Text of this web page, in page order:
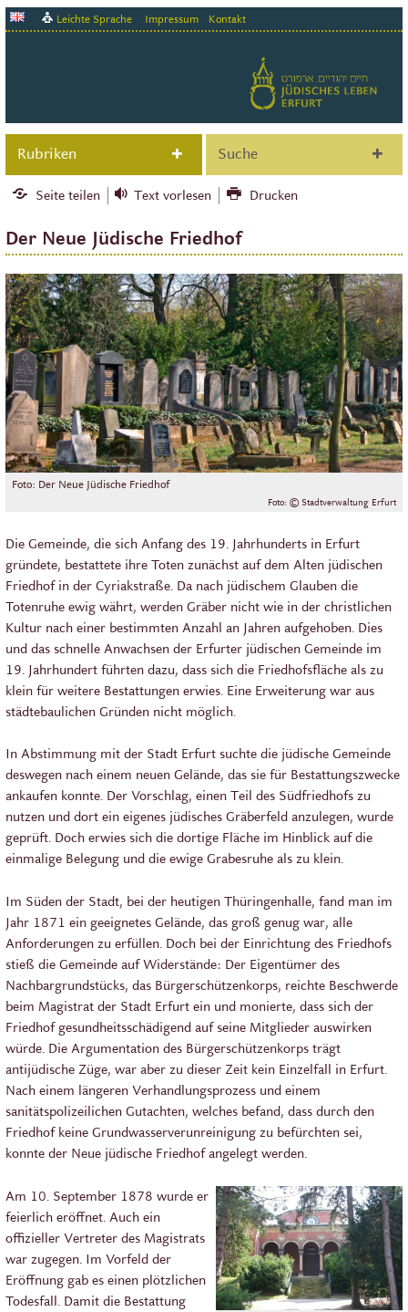
Leichte Sprache Impressum Kontakt
Rubriken Suche
Seite teilen Text vorlesen Drucken
Der Neue Jüdische Friedhof
Foto: Der Neue Jüdische Friedhof
Foto: © Stadtverwaltung Erfurt
Die Gemeinde, die sich Anfang des 19. Jahrhunderts in Erfurt
gründete, bestattete ihre Toten zunächst auf dem Alten jüdischen
Friedhof in der Cyriakstraße. Da nach jüdischem Glauben die
Totenruhe ewig währt, werden Gräber nicht wie in der christlichen
Kultur nach einer bestimmten Anzahl an Jahren aufgehoben. Dies
und das schnelle Anwachsen der Erfurter jüdischen Gemeinde im
19. Jahrhundert führten dazu, dass sich die Friedhofsfläche als zu
klein für weitere Bestattungen erwies. Eine Erweiterung war aus
städtebaulichen Gründen nicht möglich.
In Abstimmung mit der Stadt Erfurt suchte die jüdische Gemeinde
deswegen nach einem neuen Gelände, das sie für Bestattungszwecke
ankaufen konnte. Der Vorschlag, einen Teil des Südfriedhofs zu
nutzen und dort ein eigenes jüdisches Gräberfeld anzulegen, wurde
geprüft. Doch erwies sich die dortige Fläche im Hinblick auf die
einmalige Belegung und die ewige Grabesruhe als zu klein.
Im Süden der Stadt, bei der heutigen Thüringenhalle, fand man im
Jahr 1871 ein geeignetes Gelände, das groß genug war, alle
Anforderungen zu erfüllen. Doch bei der Einrichtung des Friedhofs
stieß die Gemeinde auf Widerstände: Der Eigentümer des
Nachbargrundstücks, das Bürgerschützenkorps, reichte Beschwerde
beim Magistrat der Stadt Erfurt ein und monierte, dass sich der
Friedhof gesundheitsschädigend auf seine Mitglieder auswirken
würde. Die Argumentation des Bürgerschützenkorps trägt
antijüdische Züge, war aber zu dieser Zeit kein Einzelfall in Erfurt.
Nach einem längeren Verhandlungsprozess und einem
sanitätspolizeilichen Gutachten, welches befand, dass durch den
Friedhof keine Grundwasserverunreinigung zu befürchten sei,
konnte der Neue jüdische Friedhof angelegt werden.
Am 10. September 1878 wurde er
feierlich eröffnet. Auch ein
offizieller Vertreter des Magistrats
war zugegen. Im Vorfeld der
Eröffnung gab es einen plötzlichen
Todesfall. Damit die Bestattung